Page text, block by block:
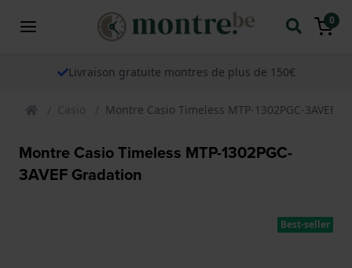
0
Livraison gratuite montres de plus de 150€
Casio Montre Casio Timeless MTP-1302PGC-3AVEF
Montre Casio Timeless MTP-1302PGC-
3AVEF Gradation
Best-seller